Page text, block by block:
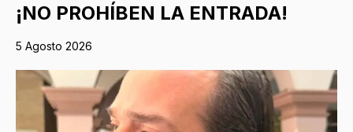
¡NO PROHÍBEN LA ENTRADA!
5 Agosto 2026